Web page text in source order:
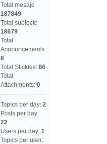
Total mesaje
187849
Total subiecte
18679
Total
Announcements:
8
Total Stickies: 86
Total
Attachments: 0
Topics per day: 2
Posts per day:
22
Users per day: 1
Topics per user: